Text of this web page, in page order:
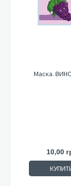
Маска.
10,00